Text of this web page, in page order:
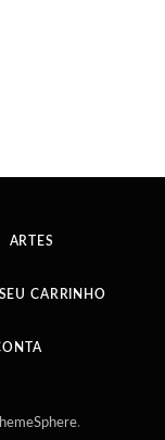
ARTES
SEU CARRINHO
.